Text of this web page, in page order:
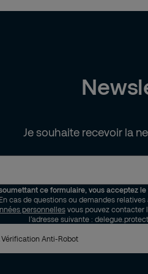
Je souhaite recevoir la
ce formulaire, vous acceptez
En cas de questions ou demandes
personnellesvous pouvez contacter
l’adresse suivante :
Vérification Anti-Robot